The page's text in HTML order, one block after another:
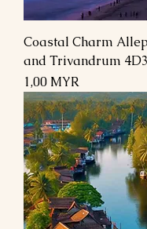
Coastal Charm
and Trivandrum
Prix
1,00 MYR